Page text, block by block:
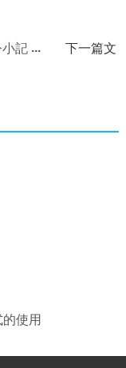
小記
下一篇文
使用